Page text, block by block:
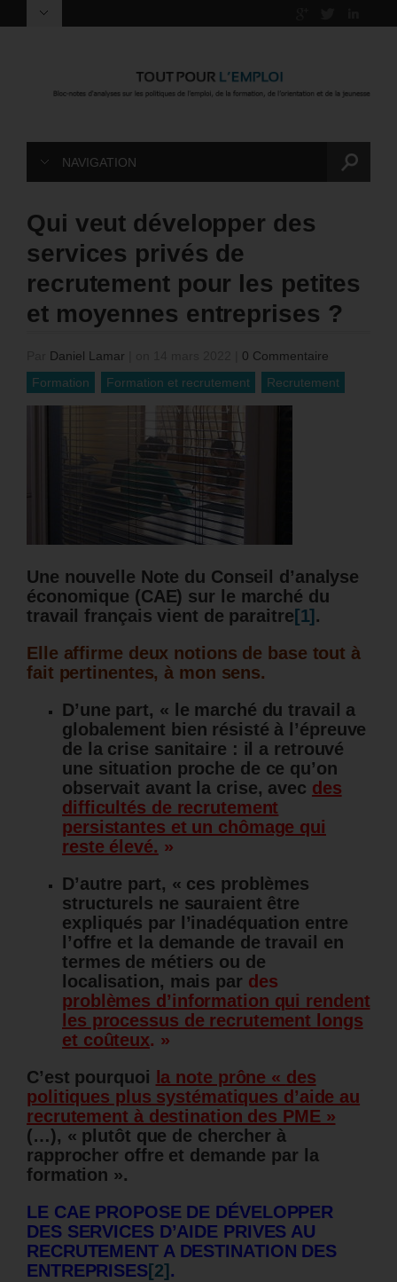
NAVIGATION
Qui veut développer des
services privés de
recrutement pour les petites
et moyennes entreprises ?
Daniel Lamar
0 Commentaire
Formation
Formation et recrutement Recrutement
Une nouvelle Note du Conseil d’analyse
économique (CAE) sur le marché du
travail français vient de paraitre [1] .
Elle affirme deux notions de base tout à
fait pertinentes, à mon sens.
D’une part, « le marché du travail a
globalement bien résisté à l’épreuve
de la crise sanitaire : il a retrouvé
une situation proche de ce qu’on
observait avant la crise, avec des
difficultés de recrutement
persistantes et un chômage qui
reste élevé. »
D’autre part, « ces problèmes
structurels ne sauraient être
expliqués par l’inadéquation entre
l’offre et la demande de travail en
termes de métiers ou de
localisation, mais par des
problèmes d’information qui rendent
les processus de recrutement longs
et coûteux. »
C’est pourquoi
la note prône « des
politiques plus systématiques d’aide au
recrutement à destination des PME »
(…), « plutôt que de chercher à
rapprocher offre et demande par la
formation ».
LE CAE PROPOSE DE DÉVELOPPER
DES SERVICES D’AIDE PRIVES AU
RECRUTEMENT A DESTINATION DES
ENTREPRISES[2] .